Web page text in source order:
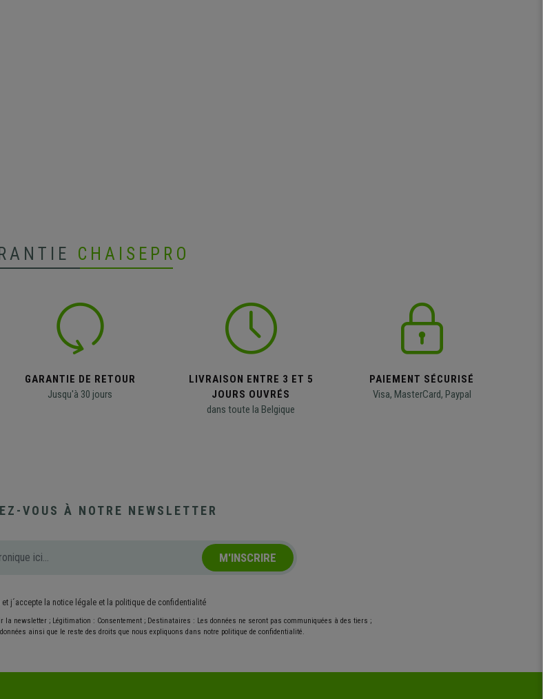
CHAISEPRO
GARANTIE DE RETOUR
Jusqu'à 30 jours
LIVRAISON ENTRE 3 ET 5
JOURS OUVRÉS
dans toute la Belgique
PAIEMENT SÉCURISÉ
Visa, MasterCard, Paypal
VOUS À NOTRE NEWSLETTER
M'INSCRIRE
et j´accepte la notice légale et la politique de confidentialité
la newsletter ; Légitimation : Consentement ; Destinataires : Les données ne seront pas communiquées à des tiers ;
ainsi que le reste des droits que nous expliquons dans notre politique de confidentialité.